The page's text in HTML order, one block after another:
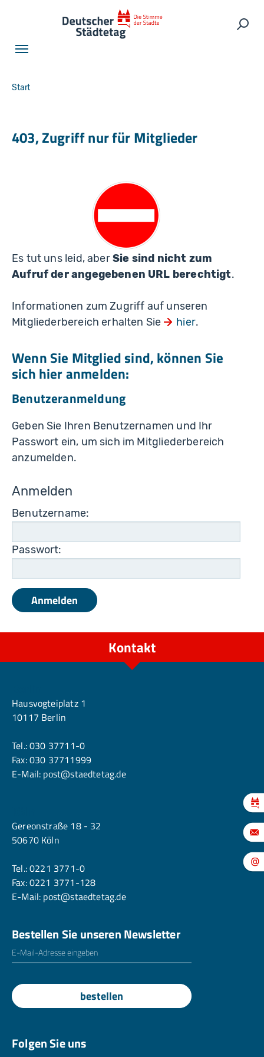
You are here:
Start
403, Zugriff nur für Mitglieder
Es tut uns leid, aberSie sind nicht zum
Aufruf der angegebenen URL berechtigt.
Informationen zum Zugriff auf unseren
Mitgliederbereich erhalten Sie
hier.
Wenn Sie Mitglied sind, können Sie
sich hier anmelden:
Benutzeranmeldung
Geben Sie Ihren Benutzernamen und Ihr
Passwort ein, um sich im Mitgliederbereich
anzumelden.
Anmelden
Benutzername:
Passwort:
Kontakt
Hausvogteiplatz 1
10117 Berlin
Tel.:030 37711-0
Fax: 030 37711999
E-Mail: post@staedtetag.de
Gereonstraße 18 - 32
50670 Köln
Tel.:0221 3771-0
Fax: 0221 3771-128
E-Mail: post@staedtetag.de
Bestellen Sie unseren Newsletter
E-Mailadresse
bestellen
Folgen Sie uns